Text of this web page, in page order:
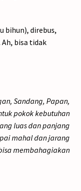
bihun), direbus,
bisa tidak
Sandang, Papan,
pokok kebutuhan
luas dan panjang
mahal dan jarang
membahagiakan